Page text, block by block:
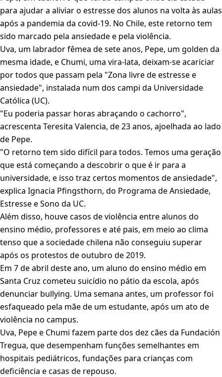
para ajudar a aliviar o estresse dos alunos na volta às aulas
após a pandemia da covid-19. No Chile, este retorno tem
sido marcado pela ansiedade e pela violência.
Uva, um labrador fêmea de sete anos, Pepe, um golden da
mesma idade, e Chumi, uma vira-lata, deixam-se acariciar
por todos que passam pela "Zona livre de estresse e
ansiedade", instalada num dos campi da Universidade
Católica (UC).
"Eu poderia passar horas abraçando o cachorro",
acrescenta Teresita Valencia, de 23 anos, ajoelhada ao lado
de Pepe.
"O retorno tem sido difícil para todos. Temos uma geração
que está começando a descobrir o que é ir para a
universidade, e isso traz certos momentos de ansiedade",
explica Ignacia Pfingsthorn, do Programa de Ansiedade,
Estresse e Sono da UC.
Além disso, houve casos de violência entre alunos do
ensino médio, professores e até pais, em meio ao clima
tenso que a sociedade chilena não conseguiu superar
após os protestos de outubro de 2019.
Em 7 de abril deste ano, um aluno do ensino médio em
Santa Cruz cometeu suicídio no pátio da escola, após
denunciar bullying. Uma semana antes, um professor foi
esfaqueado pela mãe de um estudante, após um ato de
violência no campus.
Uva, Pepe e Chumi fazem parte dos dez cães da Fundación
Tregua, que desempenham funções semelhantes em
hospitais pediátricos, fundações para crianças com
deficiência e casas de repouso.